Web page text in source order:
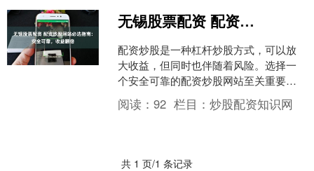
无锡股票配资 配资炒股网站必选指南：安全可靠，收益翻倍
配资炒股是一种杠杆炒股方式，可以放
大收益，但同时也伴随着风险。选择一
个安全可靠的配资炒股网站至关重要。
配资操作的优势在于，它可以放大投资
者的收益。例如，如果投....
阅读：92 栏目：炒股配资知识网
共 1 页/1 条记录